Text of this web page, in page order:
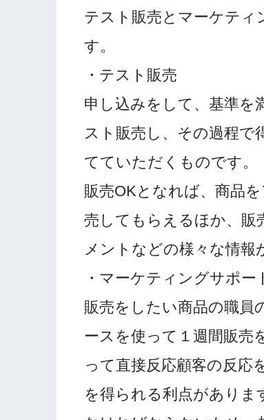
テスト販売とマーケティ
す。
・テスト販売
申し込みをして、基準を
スト販売し、その過程で
てていただくものです。
販売OKとなれば、商品
売してもらえるほか、販
メントなどの様々な情報
・マーケティングサポー
販売をしたい商品の職員
ースを使って１週間販売
って直接反応顧客の反応
を得られる利点がありま